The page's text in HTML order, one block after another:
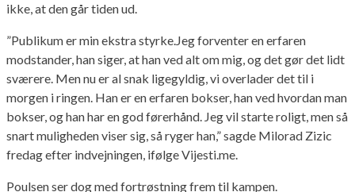
ikke, at den går tiden ud.
”Publikum er min ekstra styrke.Jeg forventer en erfaren
modstander, han siger, at han ved alt om mig, og det gør det lidt
sværere. Men nu er al snak ligegyldig, vi overlader det til i
morgen i ringen. Han er en erfaren bokser, han ved hvordan man
bokser, og han har en god førerhånd. Jeg vil starte roligt, men så
snart muligheden viser sig, så ryger han,” sagde Milorad Zizic
fredag efter indvejningen, ifølge Vijesti.me.
Poulsen ser dog med fortrøstning frem til kampen.